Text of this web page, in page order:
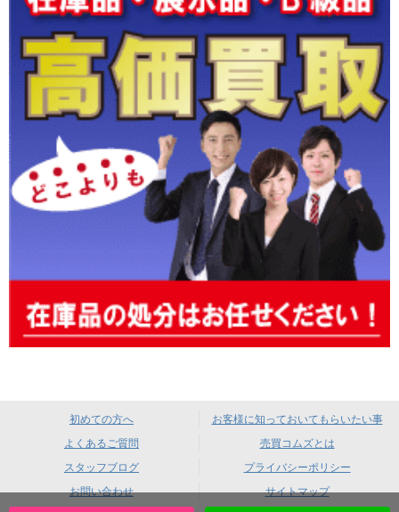
初めての方へ
お客様に知っておいてもらいたい事
よくあるご質問
売買コムズとは
スタッフブログ
プライバシーポリシー
お問い合わせ
サイトマップ